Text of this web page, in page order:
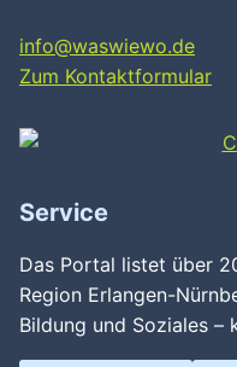
info@waswiewo.de
Zum Kontaktformular
Service
Das Portal listet über
Region Erlangen-
Bildung und Soziales –